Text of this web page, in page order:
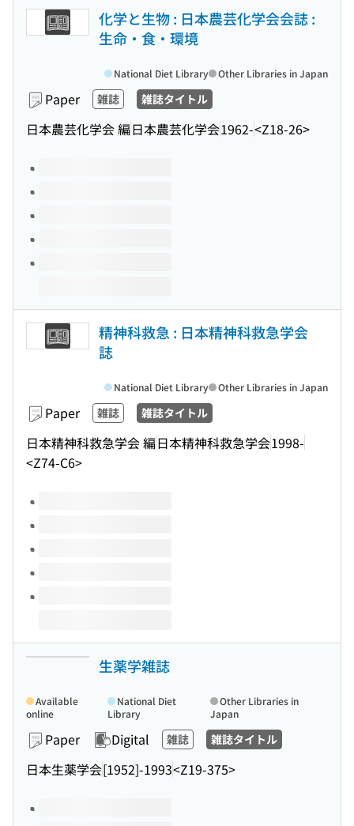
化学と生物 : 日本農芸化学会会誌 :
生命・食・環境
Paper 雑誌 雑誌タイトル
日本農芸化学会 編日本農芸化学会1962-<Z18-26>
National Diet Library Other Libraries in Japan
Volumes of this title
精神科救急 : 日本精神科救急学会
誌
Paper 雑誌 雑誌タイトル
日本精神科救急学会 編日本精神科救急学会1998-
<Z74-C6>
National Diet Library Other Libraries in Japan
Volumes of this title
生薬学雑誌
Paper Digital 雑誌 雑誌タイトル
日本生薬学会[1952]-1993<Z19-375>
Available
online
National Diet
Library
Other Libraries in
Japan
Volumes of this title